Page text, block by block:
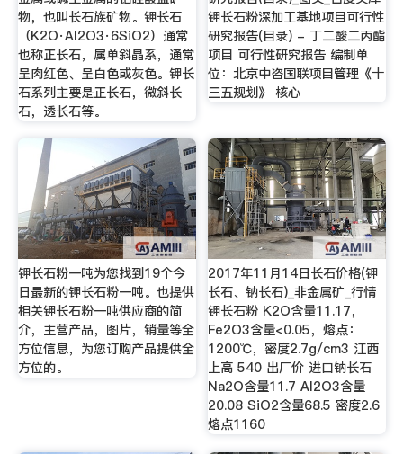
物，也叫长石族矿物。钾长石
（K2O·Al2O3·6SiO2）通常
也称正长石，属单斜晶系，通常
呈肉红色、呈白色或灰色。钾长
石系列主要是正长石，微斜长
石，透长石等。
钾长石粉深加工基地项目可行性
研究报告(目录) - 丁二酸二丙酯
项目 可行性研究报告 编制单
位：北京中咨国联项目管理《十
三五规划》 核心
钾长石粉一吨为您找到19个今
日最新的钾长石粉一吨。也提供
相关钾长石粉一吨供应商的简
介，主营产品，图片，销量等全
方位信息，为您订购产品提供全
方位的。
2017年11月14日长石价格(钾
长石、钠长石)_非金属矿_行情
钾长石粉 K2O含量11.17，
Fe2O3含量<0.05，熔点：
1200℃，密度2.7g/cm3 江西
上高 540 出厂价 进口钠长石
Na2O含量11.7 Al2O3含量
20.08 SiO2含量68.5 密度2.6
熔点1160